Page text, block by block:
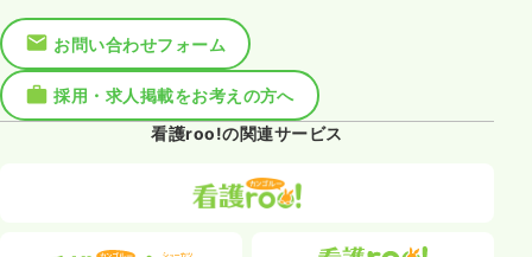
お問い合わせフォーム
採用・求人掲載をお考えの方へ
看護roo!の関連サービス